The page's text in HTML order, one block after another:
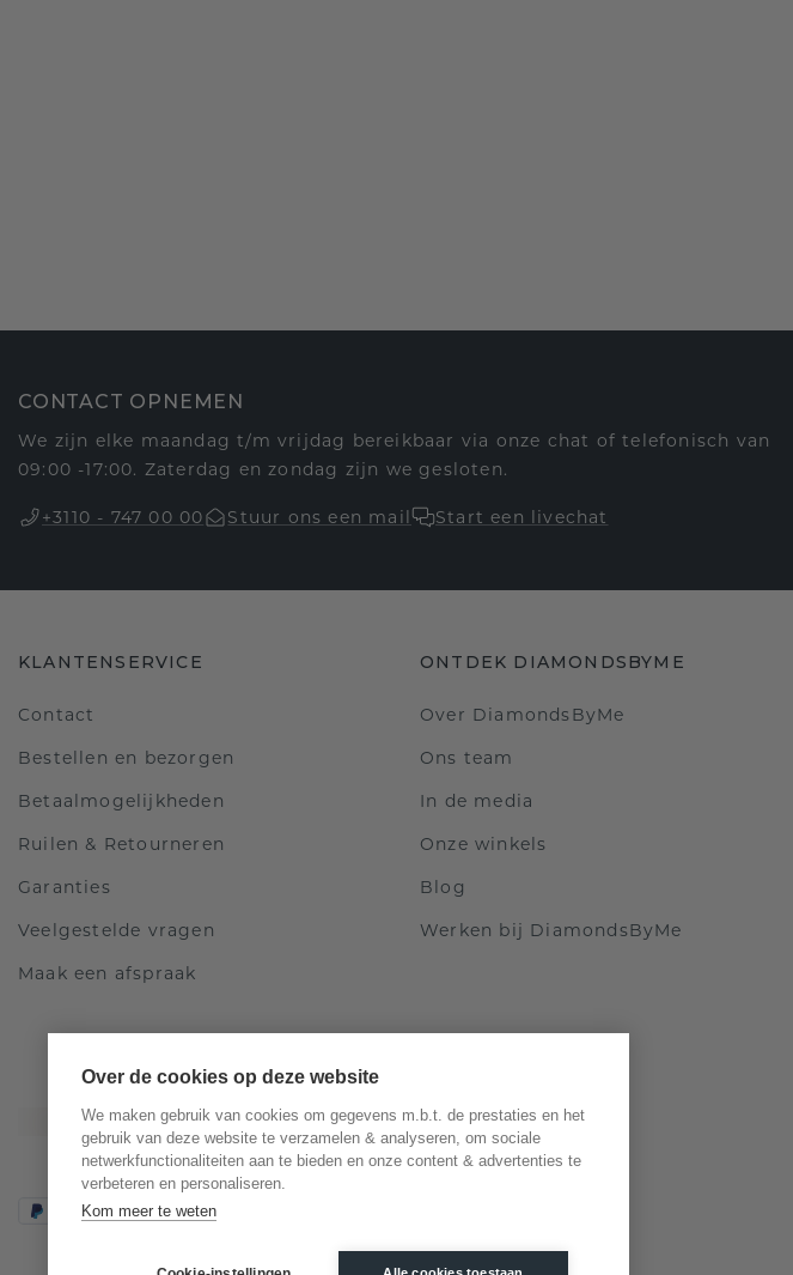
CONTACT OPNEMEN
We zijn elke maandag t/m vrijdag bereikbaar via onze chat of telefonisch van
09:00 -17:00. Zaterdag en zondag zijn we gesloten.
+3110 - 747 00 00 Stuur ons een mail Start een livechat
KLANTENSERVICE
Contact
Bestellen en bezorgen
Betaalmogelijkheden
Ruilen & Retourneren
Garanties
Veelgestelde vragen
Maak een afspraak
ONTDEK DIAMONDSBYME
Over DiamondsByMe
Ons team
In de media
Onze winkels
Blog
Werken bij DiamondsByMe
Over de cookies op deze website
We maken gebruik van cookies om gegevens m.b.t. de prestaties en het
gebruik van deze website te verzamelen & analyseren, om sociale
netwerkfunctionaliteiten aan te bieden en onze content & advertenties te
verbeteren en personaliseren.
Kom meer te weten